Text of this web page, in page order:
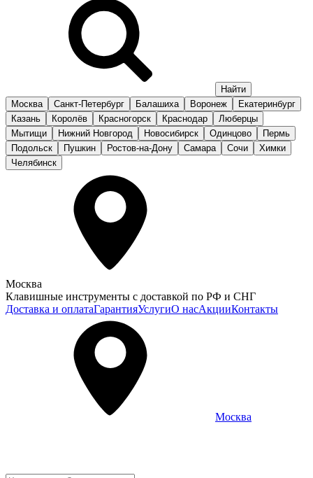
Москва Санкт-Петербург Балашиха Воронеж
Екатеринбург
Казань
Королёв Красногорск Краснодар
Люберцы
Мытищи
Нижний Новгород Новосибирск Одинцово
Пермь
Подольск
Пушкин Ростов-на-Дону Самара Сочи
Химки
Челябинск
Москва
Клавишные инструменты с доставкой по РФ и СНГ
Доставка и оплатаГарантияУслугиО насАкцииКонтакты
Москва